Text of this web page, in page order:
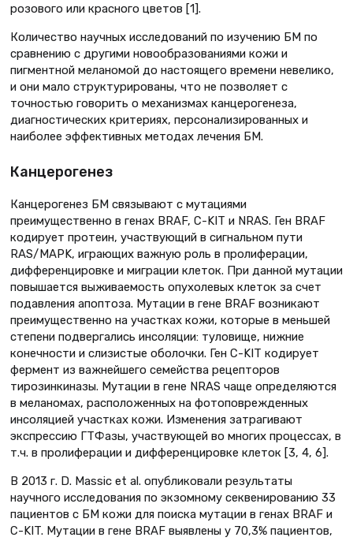
розового или красного цветов [1].
Количество научных исследований по изучению БМ по
сравнению с другими новообразованиями кожи и
пигментной меланомой до настоящего времени невелико,
и они мало структурированы, что не позволяет с
точностью говорить о механизмах канцерогенеза,
диагностических критериях, персонализированных и
наиболее эффективных методах лечения БМ.
Канцерогенез
Канцерогенез БМ связывают с мутациями
преимущественно в генах BRAF, С-KIT и NRAS. Ген BRAF
кодирует протеин, участвующий в сигнальном пути
RAS/MAPK, играющих важную роль в пролиферации,
дифференцировке и миграции клеток. При данной мутации
повышается выживаемость опухолевых клеток за счет
подавления апоптоза. Мутации в гене BRAF возникают
преимущественно на участках кожи, которые в меньшей
степени подвергались инсоляции: туловище, нижние
конечности и слизистые оболочки. Ген С-KIT кодирует
фермент из важнейшего семейства рецепторов
тирозинкиназы. Мутации в гене NRAS чаще определяются
в меланомах, расположенных на фотоповрежденных
инсоляцией участках кожи. Изменения затрагивают
экспрессию ГТФазы, участвующей во многих процессах, в
т.ч. в пролиферации и дифференцировке клеток [3, 4, 6].
В 2013 г. D. Massiс et al. опубликовали результаты
научного исследования по экзомному секвенированию 33
пациентов с БМ кожи для поиска мутации в генах BRAF и
С-KIT. Мутации в гене BRAF выявлены у 70,3% пациентов,